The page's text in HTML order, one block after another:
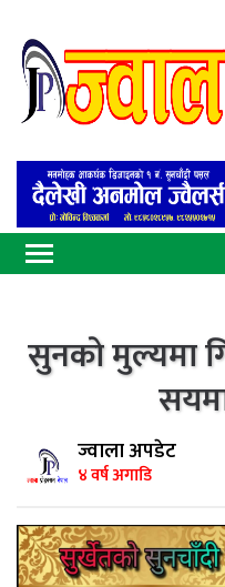
सुनकाे मुल्यमा
ज्वाला अपडेट
४ वर्ष अगाडि